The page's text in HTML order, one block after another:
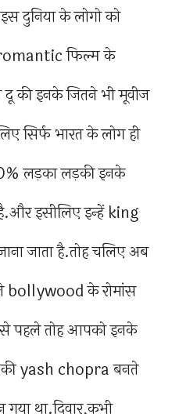
दुनिया के लोगो को
फिल्म के
की इनके जितने भी मूवीज
सिर्फ भारत के लोग ही
लड़का लड़की इनके
इसीलिए इन्हें king
जाता है.तोह चलिए अब
bollywood के रोमांस
पहले तोह आपको इनके
की yash chopra बनते
था.दिवार,कभी